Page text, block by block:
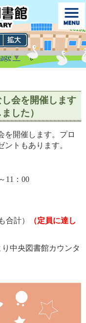
▼
会を開催します
した）
開催します。プロ
トもあります。
11：00
計）
（定員に達し
中央図書館カウンタ